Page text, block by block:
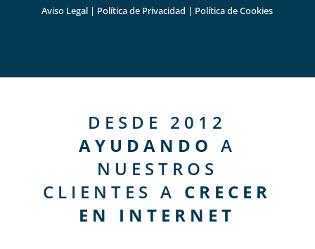
Aviso Legal | Política de Privacidad | Política de Cookies
DESDE 2012
AYUDANDO A
NUESTROS
CLIENTES A CRECER
EN INTERNET